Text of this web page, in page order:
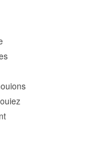
ions
iez